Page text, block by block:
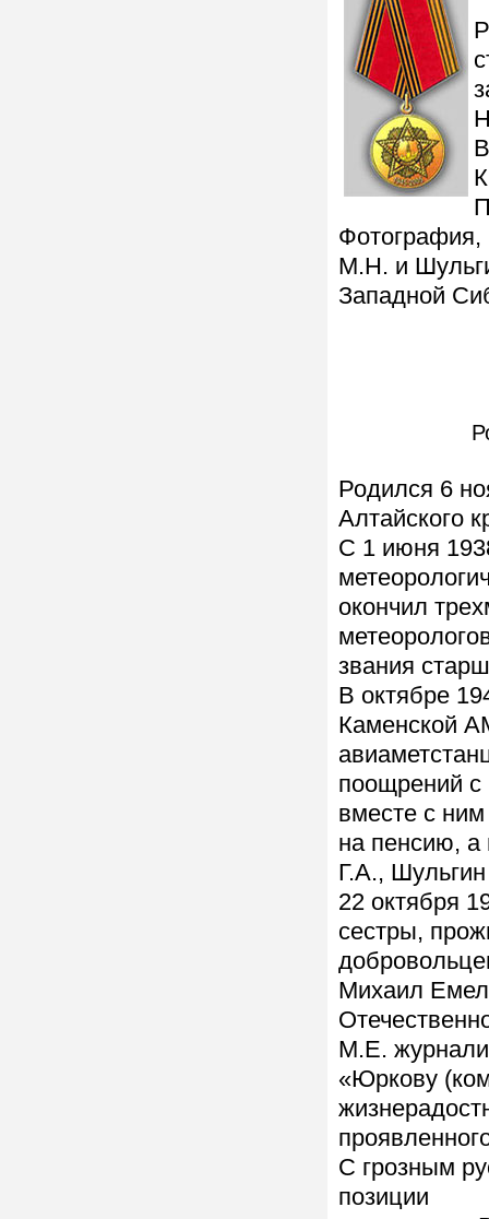
Фотография,
М.Н. и
Западной
Родился 6
Алтайского
С 1 июня
окончил
звания
В октябре
Каменской
поощрений с
вместе с
на пенсию,
Г.А.,
22 октября
сестры,
Михаил
М.Е.
«Юркову
С грозным
позиции